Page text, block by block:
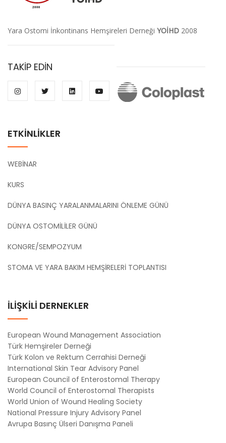
Yara Ostomi İnkontinans Hemşireleri Derneği YOİHD 2008
TAKİP EDİN
ETKİNLİKLER
WEBİNAR
KURS
DÜNYA BASINÇ YARALANMALARINI ÖNLEME GÜNÜ
DÜNYA OSTOMİLİLER GÜNÜ
KONGRE/SEMPOZYUM
STOMA VE YARA BAKIM HEMŞİRELERİ TOPLANTISI
İLİŞKİLİ DERNEKLER
European Wound Management Association
Türk Hemşireler Derneği
Türk Kolon ve Rektum Cerrahisi Derneği
International Skin Tear Advisory Panel
European Council of Enterostomal Therapy
World Council of Enterostomal Therapists
World Union of Wound Healing Society
National Pressure Injury Advisory Panel
Avrupa Basınç Ülseri Danışma Paneli